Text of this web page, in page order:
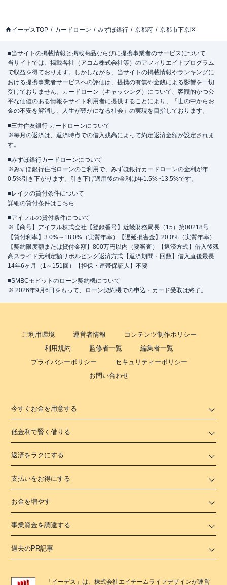
イーデスTOP カードローン みずほ銀行 京都府 京都市下京区
■当サイトの掲載情報と掲載商品ならびに提携事業者のサービスについて
当サイトでは、掲載各社（アコム株式会社等）のアフィリエイトプログラム
で収益を得ております。しかしながら、当サイトの掲載情報やランキングに
おける提携事業者サービスへの評価は、提携の有無や金銭による影響を一切
受けておりません。カードローン（キャッシング）について、客観的かつ公
平な価値のある情報をサイト利用者に提供することにより、「世の中からお
金の不安を解消し、人生が豊かになる社会」の実現を目指しております。
■三井住友銀行 カードローンについて
※毎月の返済は、返済時点での借入残高によって約定返済金額が設定されま
す。
■みずほ銀行カードローンについて
※みずほ銀行住宅ローンのご利用で、みずほ銀行カードローンの金利が年
0.5%引き下がります。引き下げ適用後の金利は年1.5%~13.5%です。
■レイクの貸付条件について
詳細の貸付条件はこちら
■アイフルの貸付条件について
※【商号】アイフル株式会社【登録番号】近畿財務局長（15）第00218号
【貸付利率】3.0%～18.0%（実質年率）【遅延損害金】20.0%（実質年率）
【契約限度額または貸付金額】800万円以内（要審査）【返済方式】借入後残
高スライド元利定額リボルビング返済方式【返済期間・回数】借入直後最長
14年6ヶ月（1～151回）【担保・連帯保証人】不要
■SMBCモビットのローン契約機について
※ 2026年9月6日をもって、ローン契約機での申込・カード受取は終了。
ご利用環境 運営者情報
コンテンツ制作ポリシー
利用規約
監修者一覧
編集者一覧
プライバシーポリシー
セキュリティーポリシー
お問い合わせ
今すぐお金を用意する
低金利で賢く借りる
返済をラクにする
支払いをお得にする
お金を増やす
事業資金を調達する
過去のPR記事
「 イーデス 」は、株式会社エイチームライフデザインが運営